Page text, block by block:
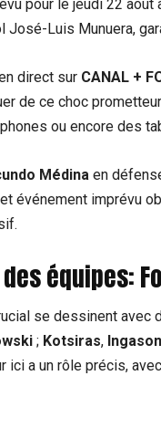
pour le jeudi 22 août
José-Luis Munuera,
direct sur CANAL +
de ce choc
ou encore des
Médina en
événement imprévu
équipes:
se dessinent avec
; Kotsiras, Ingason
ici a un rôle précis,